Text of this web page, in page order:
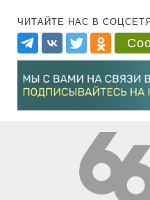
ЧИТАЙТЕ НАС В